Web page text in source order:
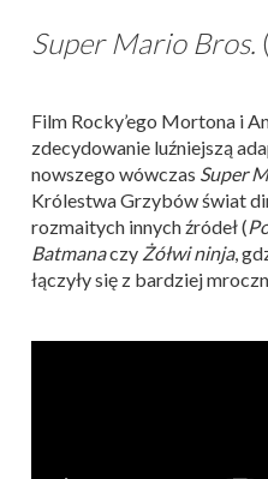
Super Mario Bros.
Film Rocky’ego Mortona i
zdecydowanie luźniejszą
nowszego wówczas Super
Królestwa Grzybów świat
rozmaitych innych źródeł (
Batmanaczy Żółwi ninja,
łączyły się z bardziej